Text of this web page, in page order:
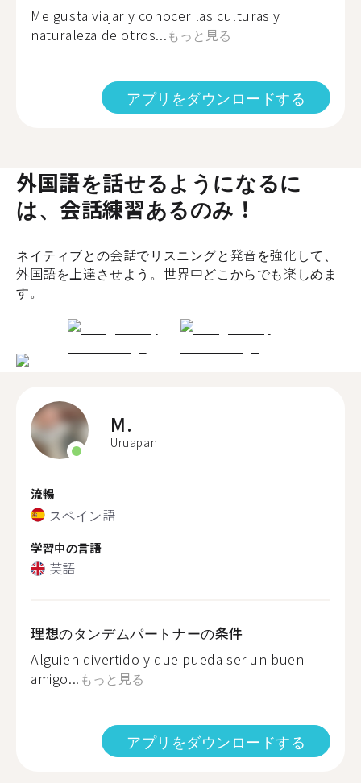
Me gusta viajar y conocer las culturas y
naturaleza de otros...もっと見る
アプリをダウンロードする
外国語を話せるようになるに
は、会話練習あるのみ！
ネイティブとの会話でリスニングと発音を強化して、
外国語を上達させよう。世界中どこからでも楽しめま
す。
M.
Uruapan
流暢
スペイン語
学習中の言語
英語
理想のタンデムパートナーの条件
Alguien divertido y que pueda ser un buen
amigo... もっと見る
アプリをダウンロードする